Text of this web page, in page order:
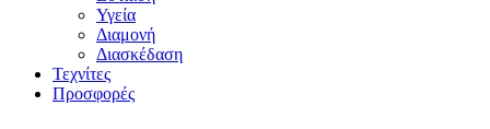
Υγεία
Διαμονή
Διασκέδαση
Τεχνίτες
Προσφορές